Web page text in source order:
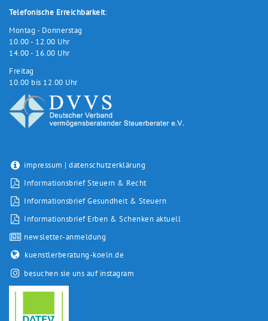
Telefonische Erreichbarkeit:
Montag - Donnerstag
10.00 - 12.00 Uhr
14.00 - 16.00 Uhr
Freitag
10.00 bis 12.00 Uhr
impressum |datenschutzerklärung
Informationsbrief Steuern & Recht
Informationsbrief Gesundheit & Steuern
Informationsbrief Erben & Schenken aktuell
newsletter-anmeldung
kuenstlerberatung-koeln.de
besuchen sie uns auf instagram